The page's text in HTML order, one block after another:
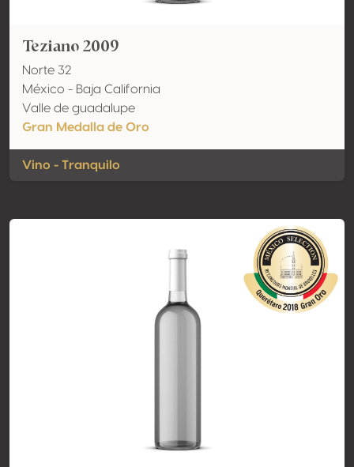
Teziano 2009
Norte 32
México - Baja California
Valle de guadalupe
Gran Medalla de Oro
Vino - Tranquilo